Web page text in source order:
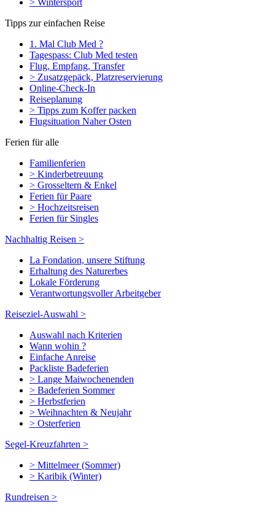
> Wintersport
Tipps zur einfachen Reise
1. Mal Club Med ?
Tagespass: Club Med testen
Flug, Empfang, Transfer
> Zusatzgepäck, Platzreservierung
Online-Check-In
Reiseplanung
> Tipps zum Koffer packen
Flugsituation Naher Osten
Ferien für alle
Familienferien
> Kinderbetreuung
> Grosseltern & Enkel
Ferien für Paare
> Hochzeitsreisen
Ferien für Singles
Nachhaltig Reisen >
La Fondation, unsere Stiftung
Erhaltung des Naturerbes
Lokale Förderung
Verantwortungsvoller Arbeitgeber
Reiseziel-Auswahl >
Auswahl nach Kriterien
Wann wohin ?
Einfache Anreise
Packliste Badeferien
> Lange Maiwochenenden
> Badeferien Sommer
> Herbstferien
> Weihnachten & Neujahr
> Osterferien
Segel-Kreuzfahrten >
> Mittelmeer (Sommer)
> Karibik (Winter)
Rundreisen >